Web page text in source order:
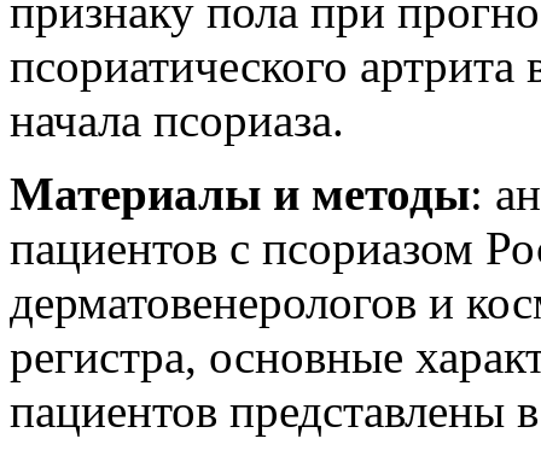
признаку пола при
псориатического артрита
начала псориаза.
Материалы и методы:
пациентов с псориазом
дерматовенерологов и
регистра, основные
пациентов представлены